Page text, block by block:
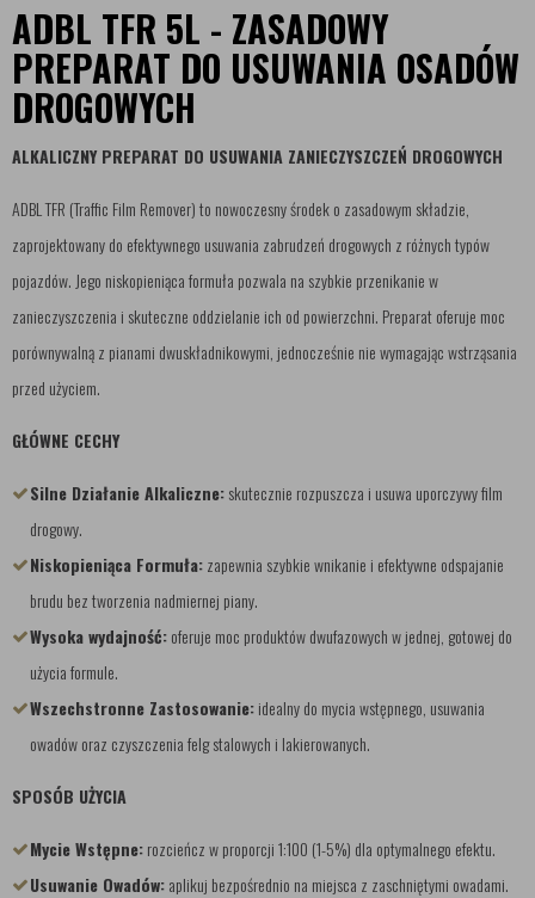
ADBL TFR 5L - ZASADOWY
PREPARAT DO USUWANIA OSADÓW
DROGOWYCH
ALKALICZNY PREPARAT DO USUWANIA ZANIECZYSZCZEŃ DROGOWYCH
ADBL TFR (Traffic Film Remover) to nowoczesny środek o zasadowym składzie,
zaprojektowany do efektywnego usuwania zabrudzeń drogowych z różnych typów
pojazdów. Jego niskopieniąca formuła pozwala na szybkie przenikanie w
zanieczyszczenia i skuteczne oddzielanie ich od powierzchni. Preparat oferuje moc
porównywalną z pianami dwuskładnikowymi, jednocześnie nie wymagając wstrząsania
przed użyciem.
GŁÓWNE CECHY
Silne Działanie Alkaliczne:skutecznie rozpuszcza i usuwa uporczywy film
drogowy.
Niskopieniąca Formuła:zapewnia szybkie wnikanie i efektywne odspajanie
brudu bez tworzenia nadmiernej piany.
Wysoka wydajność:oferuje moc produktów dwufazowych w jednej, gotowej do
użycia formule.
Wszechstronne Zastosowanie:idealny do mycia wstępnego, usuwania
owadów oraz czyszczenia felg stalowych i lakierowanych.
SPOSÓB UŻYCIA
Mycie Wstępne:rozcieńcz w proporcji 1:100 (1-5%) dla optymalnego efektu.
Usuwanie Owadów:aplikuj bezpośrednio na miejsca z zaschniętymi owadami.